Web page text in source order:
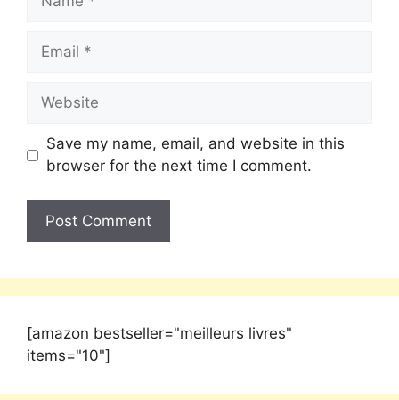
Save my name, email, and website in this
browser for the next time I comment.
[amazon bestseller="meilleurs livres"
items="10"]